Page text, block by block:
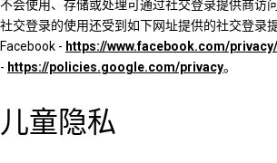
不会使用、存储或处理可通过社交登录提供商访
社交登录的使用还受到如下网址提供的社交登录
Facebook - https://www.facebook.com/
- https://policies.google.com/privacy。
儿童隐私